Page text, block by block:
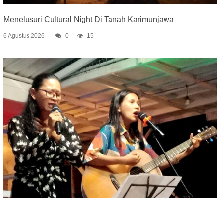
Menelusuri Cultural Night Di Tanah Karimunjawa
6 Agustus 2026 0 15